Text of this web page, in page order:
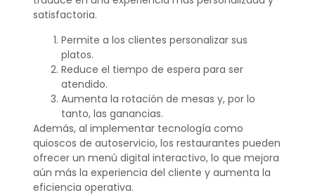
satisfactoria.
Permite a los clientes personalizar sus
platos.
Reduce el tiempo de espera para ser
atendido.
Aumenta la rotación de mesas y, por lo
tanto, las ganancias.
Además, al implementar tecnología como
quioscos de autoservicio, los restaurantes pueden
ofrecer un menú digital interactivo, lo que mejora
aún más la experiencia del cliente y aumenta la
eficiencia operativa.